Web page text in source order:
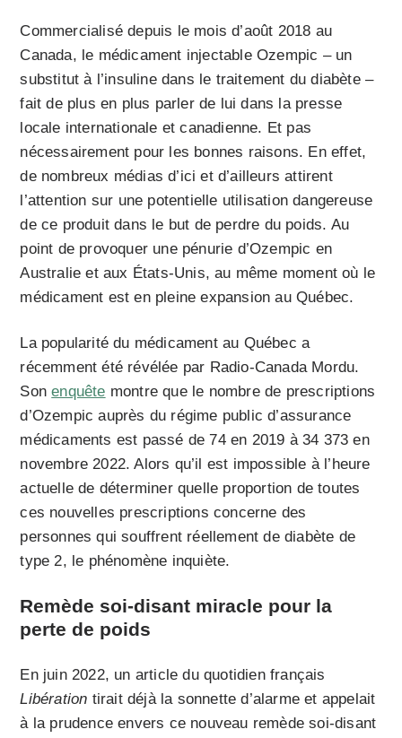
Commercialisé depuis le mois d’août 2018 au
Canada, le médicament injectable Ozempic – un
substitut à l’insuline dans le traitement du diabète –
fait de plus en plus parler de lui dans la presse
locale internationale et canadienne. Et pas
nécessairement pour les bonnes raisons. En effet,
de nombreux médias d’ici et d’ailleurs attirent
l’attention sur une potentielle utilisation dangereuse
de ce produit dans le but de perdre du poids. Au
point de provoquer une pénurie d’Ozempic en
Australie et aux États-Unis, au même moment où le
médicament est en pleine expansion au Québec.
La popularité du médicament au Québec a
récemment été révélée par Radio-Canada Mordu.
Sonenquête montre que le nombre de prescriptions
d’Ozempic auprès du régime public d’assurance
médicaments est passé de 74 en 2019 à 34 373 en
novembre 2022. Alors qu’il est impossible à l’heure
actuelle de déterminer quelle proportion de toutes
ces nouvelles prescriptions concerne des
personnes qui souffrent réellement de diabète de
type 2, le phénomène inquiète.
Remède soi-disant miracle pour la
perte de poids
En juin 2022, un article du quotidien français
Libération tirait déjà la sonnette d’alarme et appelait
à la prudence envers ce nouveau remède soi-disant